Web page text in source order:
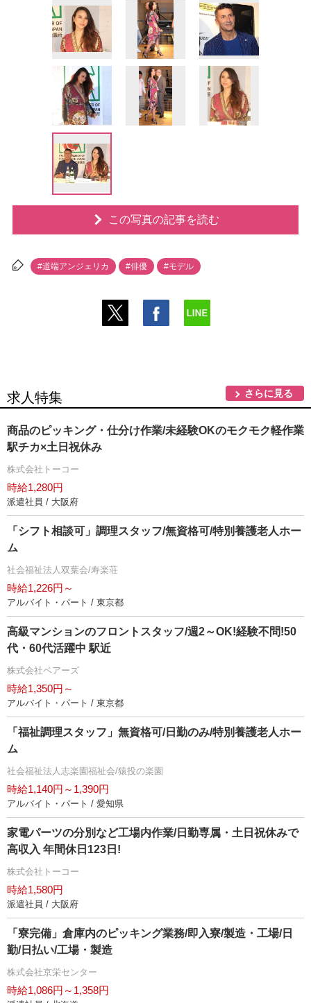
この写真の記事を読む
#道端アンジェリカ #俳優 #モデル
求人特集 さらに見る
商品のピッキング・仕分け作業/未経験OKのモクモク軽作業
駅チカ×土日祝休み
株式会社トーコー
時給1,280円
派遣社員 / 大阪府
「シフト相談可」調理スタッフ/無資格可/特別養護老人ホー
ム
社会福祉法人双葉会/寿楽荘
時給1,226円～
アルバイト・パート / 東京都
高級マンションのフロントスタッフ/週2～OK!経験不問!50
代・60代活躍中 駅近
株式会社ベアーズ
時給1,350円～
アルバイト・パート / 東京都
「福祉調理スタッフ」無資格可/日勤のみ/特別養護老人ホー
ム
社会福祉法人志楽園福祉会/猿投の楽園
時給1,140円～1,390円
アルバイト・パート / 愛知県
家電パーツの分別など工場内作業/日勤専属・土日祝休みで
高収入 年間休日123日!
株式会社トーコー
時給1,580円
派遣社員 / 大阪府
「寮完備」倉庫内のピッキング業務/即入寮/製造・工場/日
勤/日払い/工場・製造
株式会社京栄センター
時給1,086円～1,358円